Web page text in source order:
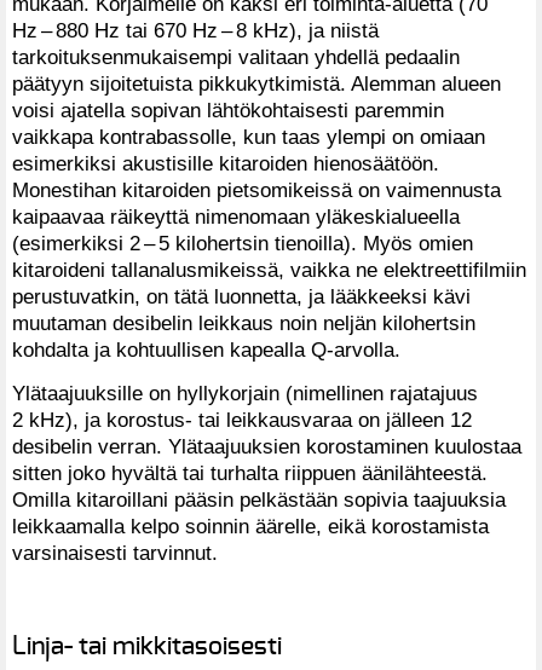
Hz – 880 Hz tai 670 Hz – 8 kHz), ja niistä
tarkoituksenmukaisempi valitaan yhdellä pedaalin
päätyyn sijoitetuista pikkukytkimistä. Alemman alueen
voisi ajatella sopivan lähtökohtaisesti paremmin
vaikkapa kontrabassolle, kun taas ylempi on omiaan
esimerkiksi akustisille kitaroiden hienosäätöön.
Monestihan kitaroiden pietsomikeissä on vaimennusta
kaipaavaa räikeyttä nimenomaan yläkeskialueella
(esimerkiksi 2 – 5 kilohertsin tienoilla). Myös omien
kitaroideni tallanalusmikeissä, vaikka ne elektreettifilmiin
perustuvatkin, on tätä luonnetta, ja lääkkeeksi kävi
muutaman desibelin leikkaus noin neljän kilohertsin
kohdalta ja kohtuullisen kapealla Q-arvolla.
Ylätaajuuksille on hyllykorjain (nimellinen rajatajuus
2 kHz), ja korostus- tai leikkausvaraa on jälleen 12
desibelin verran. Ylätaajuuksien korostaminen kuulostaa
sitten joko hyvältä tai turhalta riippuen äänilähteestä.
Omilla kitaroillani pääsin pelkästään sopivia taajuuksia
leikkaamalla kelpo soinnin äärelle, eikä korostamista
varsinaisesti tarvinnut.
Linja- tai mikkitasoisesti